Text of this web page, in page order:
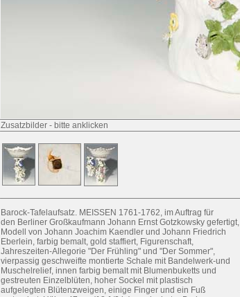
Zusatzbilder - bitte anklicken
Barock-Tafelaufsatz. MEISSEN 1761-1762, im Auftrag für
den Berliner Großkaufmann Johann Ernst Gotzkowsky gefertigt,
Modell von Johann Joachim Kaendler und Johann Friedrich
Eberlein, farbig bemalt, gold staffiert, Figurenschaft,
Jahreszeiten-Allegorie "Der Frühling" und "Der Sommer",
vierpassig geschweifte montierte Schale mit Bandelwerk-und
Muschelrelief, innen farbig bemalt mit Blumenbuketts und
gestreuten Einzelblüten, hoher Sockel mit plastisch
aufgelegten Blütenzweigen, einige Finger und ein Fuß